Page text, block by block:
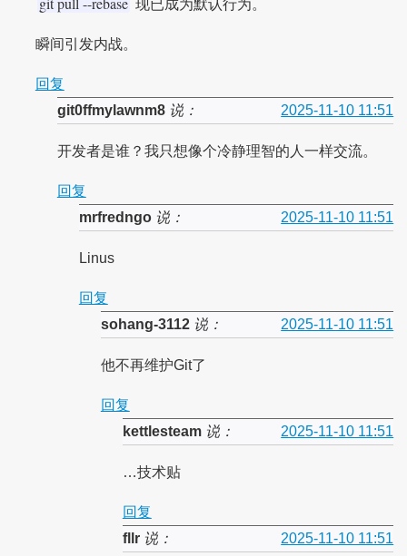
现已成为默认行为。
瞬间引发内战。
回复
git0ffmylawnm8说： 2025-11-10 11:51
开发者是谁？我只想像个冷静理智的人一样交流。
回复
mrfredngo说： 2025-11-10 11:51
Linus
回复
sohang-3112说： 2025-11-10 11:51
他不再维护Git了
回复
kettlesteam说： 2025-11-10 11:51
…技术贴
回复
fllr说： 2025-11-10 11:51